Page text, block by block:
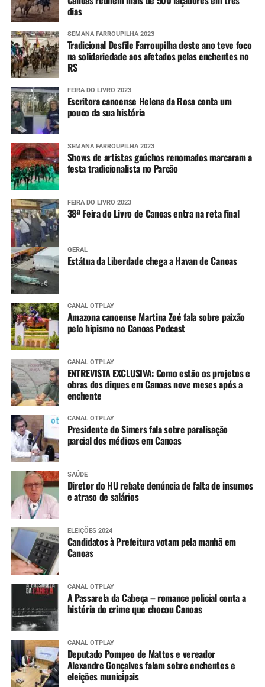
dias
SEMANA FARROUPILHA 2023
Tradicional Desfile Farroupilha deste ano teve foco
na solidariedade aos afetados pelas enchentes no
RS
FEIRA DO LIVRO 2023
Escritora canoense Helena da Rosa conta um
pouco da sua história
SEMANA FARROUPILHA 2023
Shows de artistas gaúchos renomados marcaram a
festa tradicionalista no Parcão
FEIRA DO LIVRO 2023
38ª Feira do Livro de Canoas entra na reta final
GERAL
Estátua da Liberdade chega a Havan de Canoas
CANAL OTPLAY
Amazona canoense Martina Zoé fala sobre paixão
pelo hipismo no Canoas Podcast
CANAL OTPLAY
ENTREVISTA EXCLUSIVA: Como estão os projetos e
obras dos diques em Canoas nove meses após a
enchente
CANAL OTPLAY
Presidente do Simers fala sobre paralisação
parcial dos médicos em Canoas
SAÚDE
Diretor do HU rebate denúncia de falta de insumos
e atraso de salários
ELEIÇÕES 2024
Candidatos à Prefeitura votam pela manhã em
Canoas
CANAL OTPLAY
A Passarela da Cabeça – romance policial conta a
história do crime que chocou Canoas
CANAL OTPLAY
Deputado Pompeo de Mattos e vereador
Alexandre Gonçalves falam sobre enchentes e
eleições municipais